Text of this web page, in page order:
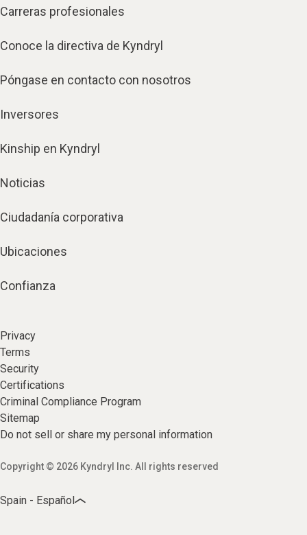
Carreras profesionales
Conoce la directiva de Kyndryl
Póngase en contacto con nosotros
Inversores
Kinship en Kyndryl
Noticias
Ciudadanía corporativa
Ubicaciones
Confianza
Privacy
Terms
Security
Certifications
Criminal Compliance Program
Sitemap
Do not sell or share my personal information
Copyright © 2026 Kyndryl Inc. All rights reserved
Spain - Español